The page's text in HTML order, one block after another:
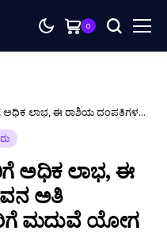
0
ಅಧಿಕ ಲಾಭ, ಈ ರಾಶಿಯ ದಂಪತಿಗಳ
ಅಧಿಕ ಲಾಭ, ಈ
ಅತಿ
ಮದುವೆ ಯೋಗ